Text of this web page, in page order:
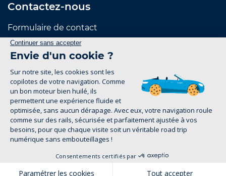
Message
Contactez-nous
Formulaire de contact
Suivez-nous
Mentions Légales
Politique de confidentialité
groupe-legrand.fr 2026
Pour les trajets courts, privilégiez la marche ou le
1